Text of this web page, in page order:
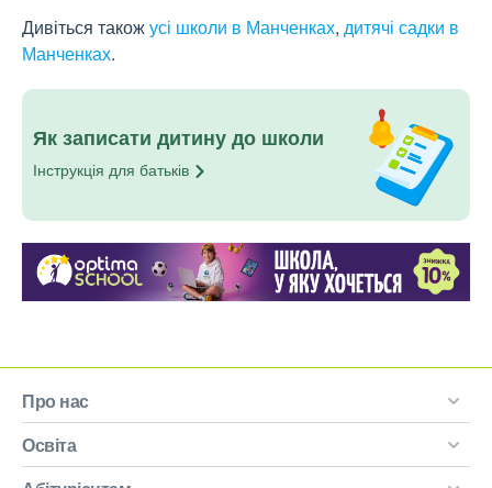
Дивіться такожусі школи в Манченках, дитячі садки в
Манченках.
Як записати дитину до школи
Інструкція для батьків
Про нас
Освіта